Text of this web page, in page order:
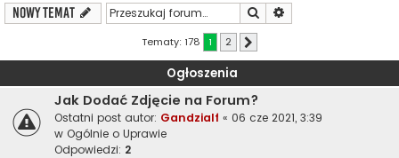
NOWY TEMAT Szukaj
Tematy: 178 1 2
Ogłoszenia
Jak Dodać Zdjęcie na Forum?
Ostatni post autor: Gandzialf « 06 cze 2021, 3:39
w Ogólnie o Uprawie
Odpowiedzi: 2